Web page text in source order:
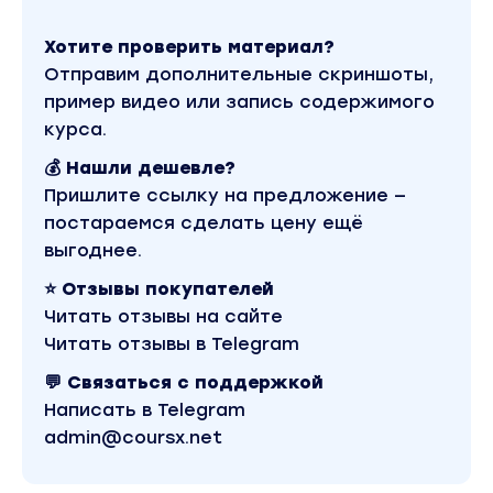
материал доступен за 690 рублей. Обучающий
курс входит в рубрику «Реклама и маркетинг».
Другие материалы автора «Полина Пушкарева»
можно найти через поиск по сайту.
Хотите проверить материал?
Отправим дополнительные скриншоты,
пример видео или запись содержимого
курса.
💰 Нашли дешевле?
Пришлите ссылку на предложение —
постараемся сделать цену ещё
выгоднее.
⭐ Отзывы покупателей
Читать отзывы на сайте
Читать отзывы в Telegram
💬 Связаться с поддержкой
Написать в Telegram
admin@coursx.net